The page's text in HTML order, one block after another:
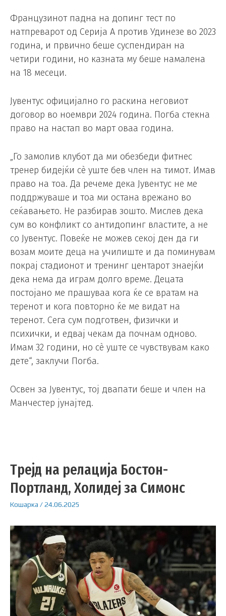
Французинот падна на допинг тест по
натпреварот од Серија А против Удинезе во 2023
година, и првично беше суспендиран на
четири години, но казната му беше намалена
на 18 месеци.
Јувентус официјално го раскина неговиот
договор во ноември 2024 година. Погба стекна
право на настап во март оваа година.
„Го замолив клубот да ми обезбеди фитнес
тренер бидејќи сè уште бев член на тимот. Имав
право на тоа. Да речеме дека Јувентус не ме
поддржуваше и тоа ми остана врежано во
сеќавањето. Не разбирав зошто. Мислев дека
сум во конфликт со антидопинг властите, а не
со Јувентус. Повеќе не можев секој ден да ги
возам моите деца на училиште и да поминувам
покрај стадионот и тренинг центарот знаејќи
дека нема да играм долго време. Децата
постојано ме прашуваа кога ќе се вратам на
теренот и кога повторно ќе ме видат на
теренот. Сега сум подготвен, физички и
психички, и едвај чекам да почнам одново.
Имам 32 години, но сè уште се чувствувам како
дете“, заклучи Погба.
Освен за Јувентус, тој двапати беше и член на
Манчестер јунајтед.
Трејд на релација Бостон-
Портланд, Холидеј за Симонс
Кошарка /24.06.2025